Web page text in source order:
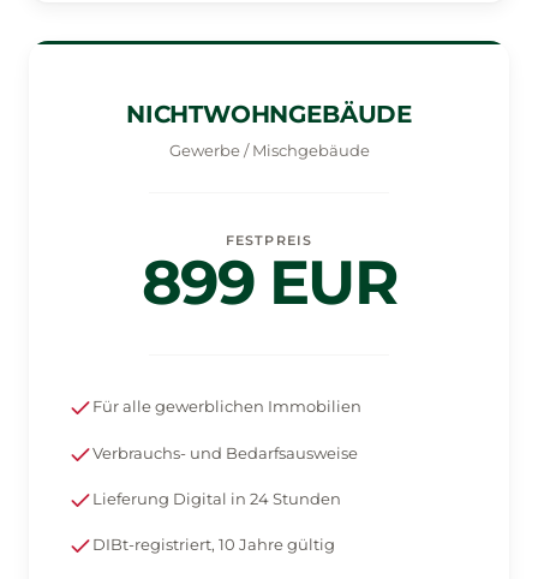
NICHTWOHNGEBÄUDE
Gewerbe / Mischgebäude
FESTPREIS
899 EUR
Für alle gewerblichen Immobilien
Verbrauchs- und Bedarfsausweise
Lieferung Digital in 24 Stunden
DIBt-registriert, 10 Jahre gültig